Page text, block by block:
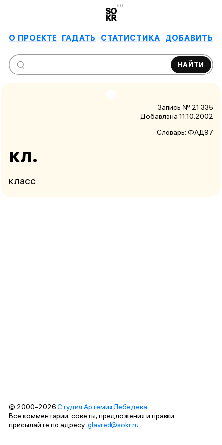
6.0
О ПРОЕКТЕ ГАДАТЬ СТАТИСТИКА ДОБАВИТЬ
НАЙТИ
Запись № 21 335
Добавлена 11.10.2002
Словарь: ФАД97
кл.
класс
© 2000–2026 Студия Артемия Лебедева
Все комментарии, советы, предложения и правки
присылайте по адресу: glavred@sokr.ru